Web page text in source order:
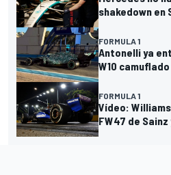
shakedown en
FORMULA 1
Antonelli ya
W10
FORMULA 1
Vídeo:
FW47 de Sainz